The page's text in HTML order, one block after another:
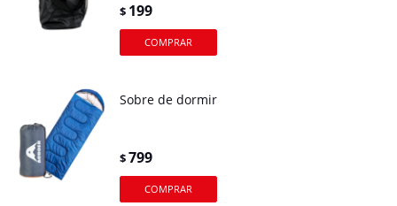
$ 199
Sobre de dormir
$799